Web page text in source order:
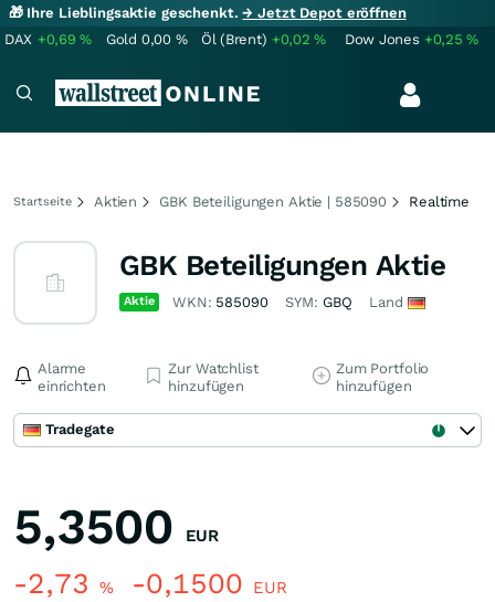
🎁 Ihre Lieblingsaktie geschenkt.→ Jetzt Depot eröffnen
DAX +0,69% Gold 0,00 % Öl (Brent) +0,02% Dow Jones +0,25%
Startseite Aktien GBK Beteiligungen Aktie | 585090 Realtime
GBK Beteiligungen Aktie
Aktie WKN: 585090 SYM: GBQ Land
Alarme
einrichten
Zur Watchlist
hinzufügen
Zum Portfolio
hinzufügen
Tradegate
5,3500 EUR
-2,73 % -0,1500 EUR